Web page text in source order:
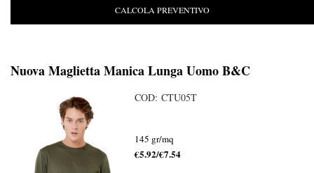
CALCOLA PREVENTIVO
Nuova Maglietta Manica Lunga Uomo B&C
COD: CTU05T
145 gr/mq
€5.92/€7.54